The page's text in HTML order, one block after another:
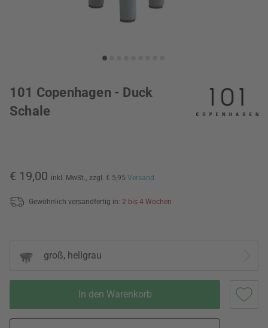
101 Copenhagen - Duck
Schale
€ 19,00 inkl. MwSt., zzgl. € 5,95 Versand
Gewöhnlich versandfertig in: 2 bis 4 Wochen
groß, hellgrau
In den Warenkorb